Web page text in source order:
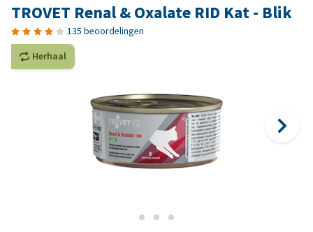
TROVET Renal & Oxalate RID Kat - Blik
135 beoordelingen
Herhaal